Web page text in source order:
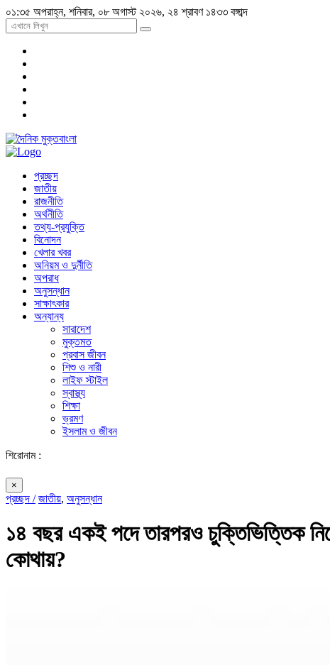
০১:৩৫ অপরাহ্ন, শনিবার, ০৮ অগাস্ট ২০২৬, ২৪ শ্রাবণ ১৪৩৩ বঙ্গাব্দ
প্রচ্ছদ
জাতীয়
রাজনীতি
অর্থনীতি
তথ্য-প্রযুক্তি
বিনোদন
খেলার খবর
অনিয়ম ও দুর্নীতি
অপরাধ
অনুসন্ধান
সাক্ষাৎকার
অন্যান্য
সারাদেশ
মুক্তমত
প্রবাস জীবন
শিশু ও নারী
লাইফ স্টাইল
স্বাস্থ্য
শিক্ষা
ভ্রমণ
ইসলাম ও জীবন
শিরোনাম :
×
প্রচ্ছদ / জাতীয়, অনুসন্ধান
১৪ বছর একই পদে তারপরও চুক্তিভিত্তিক
কোথায়?